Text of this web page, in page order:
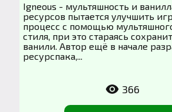
Igneous - мультяшность и
ресурсов пытается улучшить
процесс с помощью
стиля, при это стараясь
ванили. Автор ещё в начале
ресурспака,...
366